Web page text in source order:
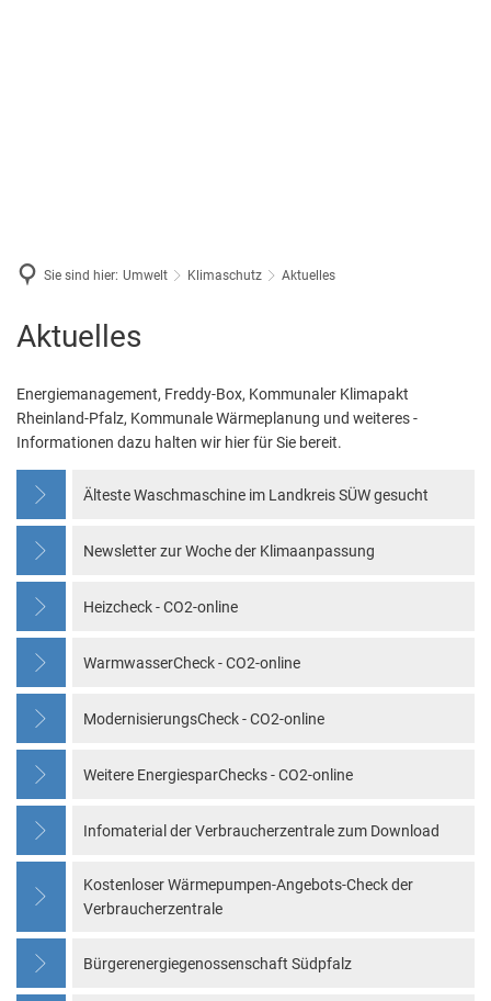
Sie sind hier: Umwelt Klimaschutz Aktuelles
Aktuelles
Aktuelles
Energiemanagement, Freddy-Box, Kommunaler Klimapakt
Rheinland-Pfalz, Kommunale Wärmeplanung und weiteres -
Informationen dazu halten wir hier für Sie bereit.
Älteste Waschmaschine im Landkreis SÜW gesucht
Newsletter zur Woche der Klimaanpassung
Heizcheck - CO2-online
WarmwasserCheck - CO2-online
ModernisierungsCheck - CO2-online
Weitere EnergiesparChecks - CO2-online
Infomaterial der Verbraucherzentrale zum Download
Kostenloser Wärmepumpen-Angebots-Check der
Verbraucherzentrale
Bürgerenergiegenossenschaft Südpfalz